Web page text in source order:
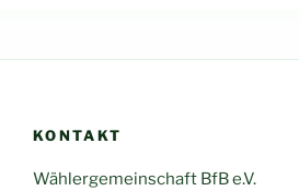
KONTAKT
Wählergemeinschaft BfB e.V.